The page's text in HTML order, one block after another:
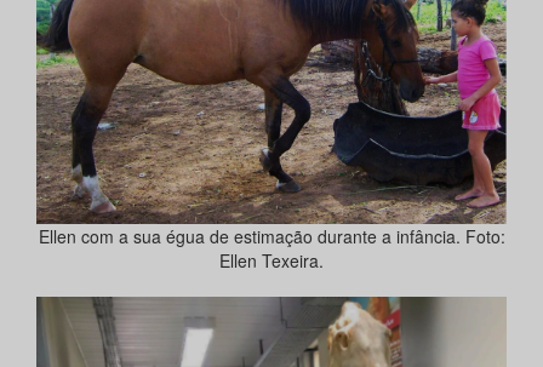
Ellen com a sua égua de estimação durante a infância. Foto:
Ellen Texeira.